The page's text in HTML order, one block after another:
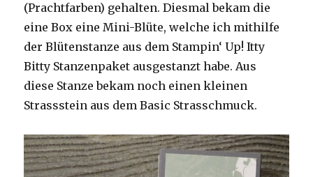
(Prachtfarben) gehalten. Diesmal bekam die
eine Box eine Mini-Blüte, welche ich mithilfe
der Blütenstanze aus dem Stampin‘ Up! Itty
Bitty Stanzenpaket ausgestanzt habe. Aus
diese Stanze bekam noch einen kleinen
Strassstein aus dem Basic Strasschmuck.